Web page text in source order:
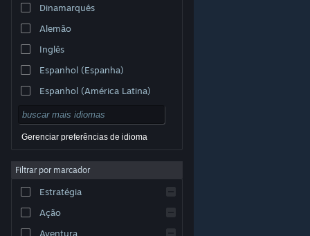
© Valve Corporation. Todos os direitos reservados.
respectivos donos nos EUA e em outros países.
Acessibilidade
Reembolsos|Cookies
Dinamarquês
Alemão
Inglês
Espanhol (Espanha)
Espanhol (América Latina)
Gerenciar preferências de idioma
Filtrar por marcador
Estratégia
Ação
Aventura